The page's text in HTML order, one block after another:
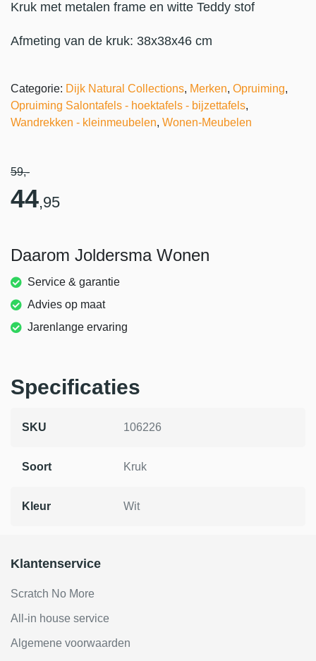
Kruk met metalen frame en witte Teddy stof
Afmeting van de kruk: 38x38x46 cm
Categorie: Dijk Natural Collections, Merken, Opruiming,
Opruiming Salontafels - hoektafels - bijzettafels,
Wandrekken - kleinmeubelen, Wonen-Meubelen
59,-
44,95
Daarom Joldersma Wonen
Service & garantie
Advies op maat
Jarenlange ervaring
Specificaties
SKU 106226
Soort Kruk
Kleur Wit
Klantenservice
Scratch No More
All-in house service
Algemene voorwaarden